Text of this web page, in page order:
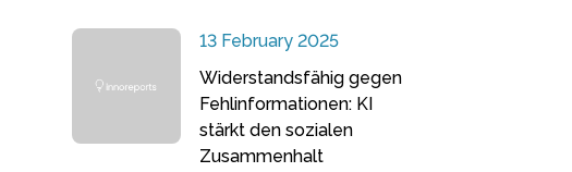
13 February 2025
Widerstandsfähig gegen
Fehlinformationen: KI
stärkt den sozialen
Zusammenhalt